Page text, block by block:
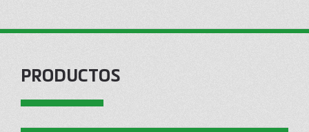
PRODUCTOS